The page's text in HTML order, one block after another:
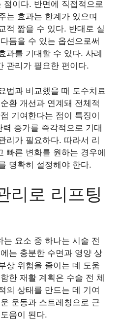
점이다. 반면에 직접적으로
는 효과는 한계가 있으며
적 짧을 수 있다. 반대로 실
듬을 수 있는 옵션으로써
과를 기대할 수 있다. 사례
관리가 필요한 편이다.
법과 비교했을 때 도수치료
환 개선과 연계돼 전체적
기여한다는 점이 특징이
증가를 즉각적으로 기대
리가 필요하다. 따라서 리
빠른 변화를 원하는 경우에
명확히 설정해야 한다.
리로 리프팅
는 요소 중 하나는 시술 전
는 충분한 수면과 영양 상
상 위험을 줄이는 데 도움
한 재활 계획은 수술 전 체
의 상태를 만드는 데 기여
운동과 스트레칭으로 근
움이 된다.